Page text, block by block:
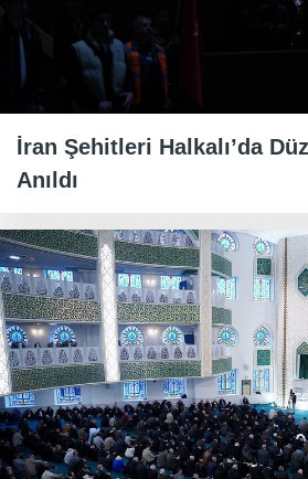
İran Şehitleri Halkalı’da
Anıldı